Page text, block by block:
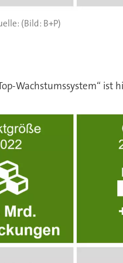
(Bild: B+P)
Wachstumssystem“ ist